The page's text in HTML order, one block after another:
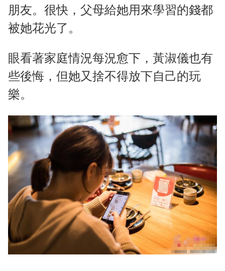
朋友。很快，父母給她用來學習的錢都
被她花光了。
眼看著家庭情況每況愈下，黃淑儀也有
些後悔，但她又捨不得放下自己的玩
樂。